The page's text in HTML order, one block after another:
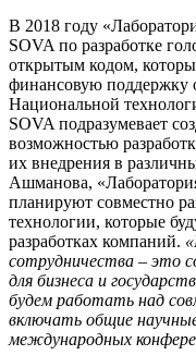
В 2018 году
SOVA по разработке
открытым кодом,
финансовую
Национальной
SOVA подразумевает
возможностью
их внедрения в
Ашманова,
планируют совместно
технологии, которые
разработках компаний.
сотрудничества – это
для бизнеса и
будем работать над
включать общие
международных